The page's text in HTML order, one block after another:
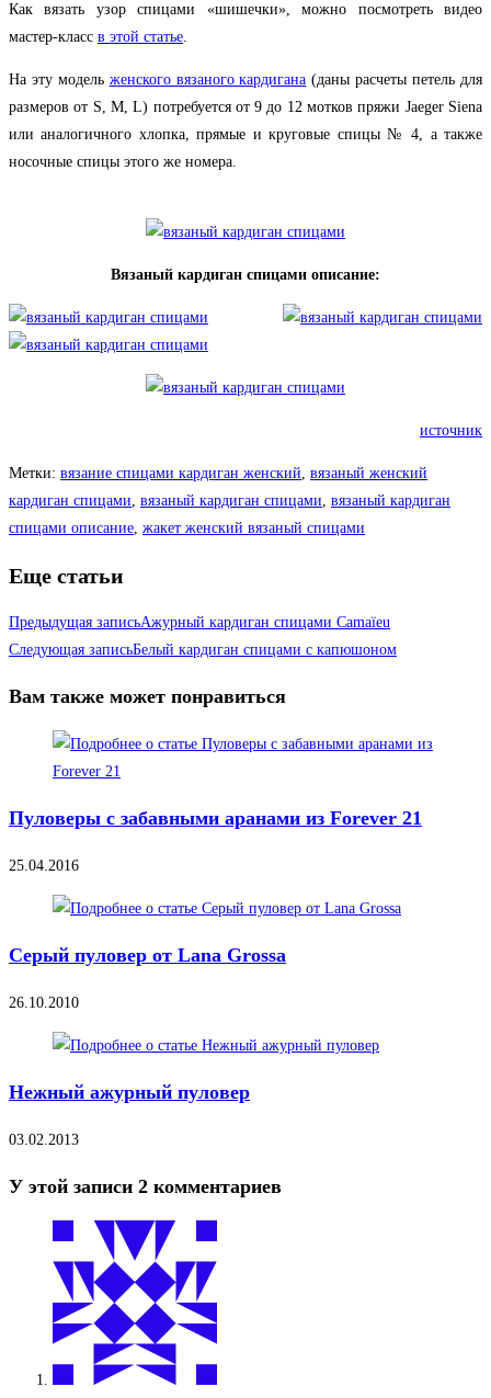
Как вязать узор спицами «шишечки», можно посмотреть видео
мастер-класс в этой статье.
На эту модель женского вязаного кардигана (даны расчеты петель для
размеров от S, M, L) потребуется от 9 до 12 мотков пряжи Jaeger Siena
или аналогичного хлопка, прямые и круговые спицы № 4, а также
носочные спицы этого же номера.
Вязаный кардиган спицами описание:
источник
Метки: вязание спицами кардиган женский, вязаный женский
кардиган спицами, вязаный кардиган спицами, вязаный кардиган
спицами описание, жакет женский вязаный спицами
Еще статьи
Предыдущая записьАжурный кардиган спицами Camaïeu
Следующая записьБелый кардиган спицами с капюшоном
Вам также может понравиться
Пуловеры с забавными аранами из Forever 21
25.04.2016
Серый пуловер от Lana Grossa
26.10.2010
Нежный ажурный пуловер
03.02.2013
У этой записи 2 комментариев